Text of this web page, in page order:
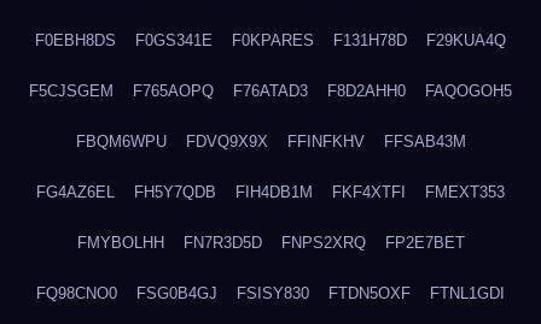
F0EBH8DS F0GS341E F0KPARES F131H78D F29KUA4Q
F5CJSGEM F765AOPQ F76ATAD3 F8D2AHH0 FAQOGOH5
FBQM6WPU FDVQ9X9X FFINFKHV FFSAB43M
FG4AZ6EL FH5Y7QDB FIH4DB1M FKF4XTFI FMEXT353
FMYBOLHH FN7R3D5D FNPS2XRQ FP2E7BET
FQ98CNO0 FSG0B4GJ FSISY830 FTDN5OXF FTNL1GDI